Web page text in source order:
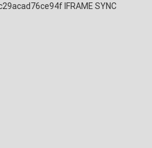
IFRAME SYNC